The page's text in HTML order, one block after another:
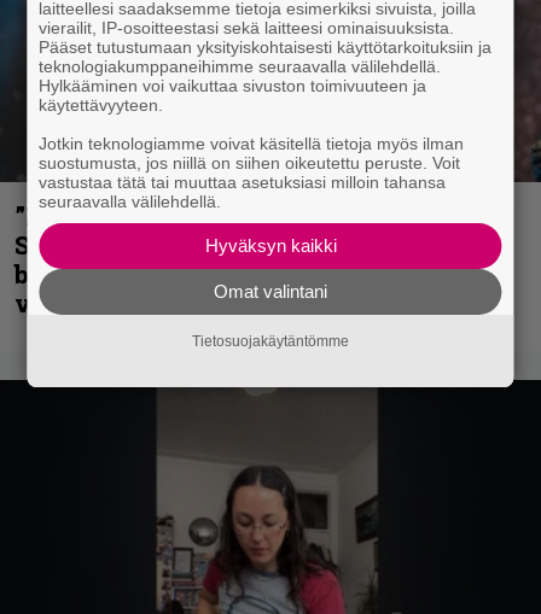
”He ovat tuoneet soittoon jotain uutta” –
Sepulturan Andreas Kisser nimeää
bändin, jonka riffit ovat tehneet
vaikutuksen
laitteellesi saadaksemme tietoja esimerkiksi sivuista, joilla
vierailit, IP-osoitteestasi sekä laitteesi ominaisuuksista.
Pääset tutustumaan yksityiskohtaisesti käyttötarkoituksiin ja
teknologiakumppaneihimme seuraavalla välilehdellä.
Hylkääminen voi vaikuttaa sivuston toimivuuteen ja
käytettävyyteen.
Jotkin teknologiamme voivat käsitellä tietoja myös ilman
suostumusta, jos niillä on siihen oikeutettu peruste. Voit
vastustaa tätä tai muuttaa asetuksiasi milloin tahansa
seuraavalla välilehdellä.
Hyväksyn kaikki
Omat valintani
Tietosuojakäytäntömme